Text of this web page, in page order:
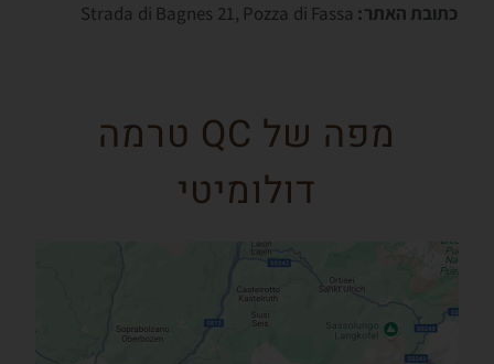
כתובת האתר:
מפה של QC טרמה
דולומיטי